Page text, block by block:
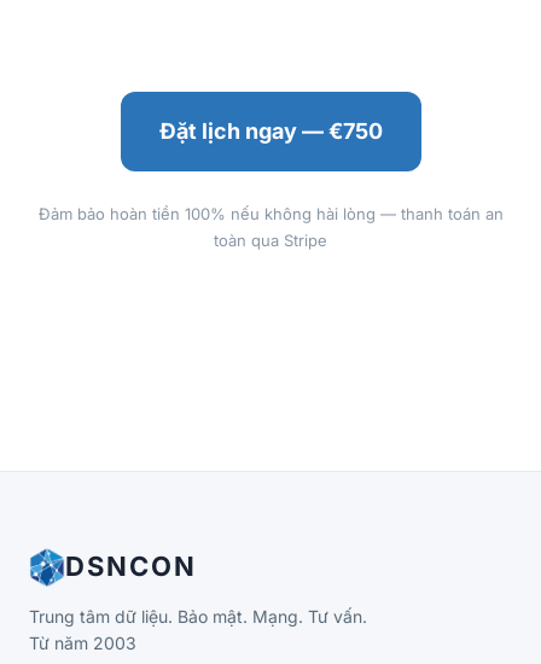
Đặt lịch ngay — €750
Đảm bảo hoàn tiền 100% nếu không hài lòng — thanh toán an
toàn qua Stripe
DSNCON
Trung tâm dữ liệu. Bảo mật. Mạng. Tư vấn.
Từ năm 2003